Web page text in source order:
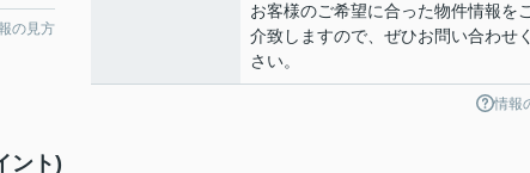
の見方
お客様のご希望に合った物件情報を
介致しますので、ぜひお問い合わせ
さい。
情報
ント)